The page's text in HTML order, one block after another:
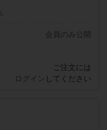
会員のみ公開
ご注文には
ログイン してください